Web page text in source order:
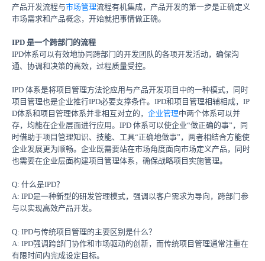
产品开发流程与市场管理流程有机集成，产品开发的第一步是正确定义
市场需求和产品概念，开始就把事情做正确。
IPD 是一个跨部门的流程
IPD体系可以有效地协同跨部门的开发团队的各项开发活动，确保沟
通、协调和决策的高效，过程质量受控。
IPD 体系是将项目管理方法论应用与产品开发项目中的一种模式，同时
项目管理也是企业推行IPD必要支撑条件。 IPD和项目管理相辅相成， IP
D体系和项目管理体系并非相互对立的， 企业管理中两个体系可以并
存，均能在企业层面进行应用。 IPD 体系可以使企业“做正确的事”，同
时借助于项目管理知识、技能、工具“正确地做事”，两者相结合方能使
企业发展更为顺畅。企业既需要站在市场角度面向市场定义产品，同时
也需要在企业层面构建项目管理体系，确保战略项目实施管理。
Q: 什么是IPD？
A: IPD是一种新型的研发管理模式，强调以客户需求为导向，跨部门参
与以实现高效产品开发。
Q: IPD与传统项目管理的主要区别是什么？
A: IPD强调跨部门协作和市场驱动的创新，而传统项目管理通常注重在
有限时间内完成设定目标。